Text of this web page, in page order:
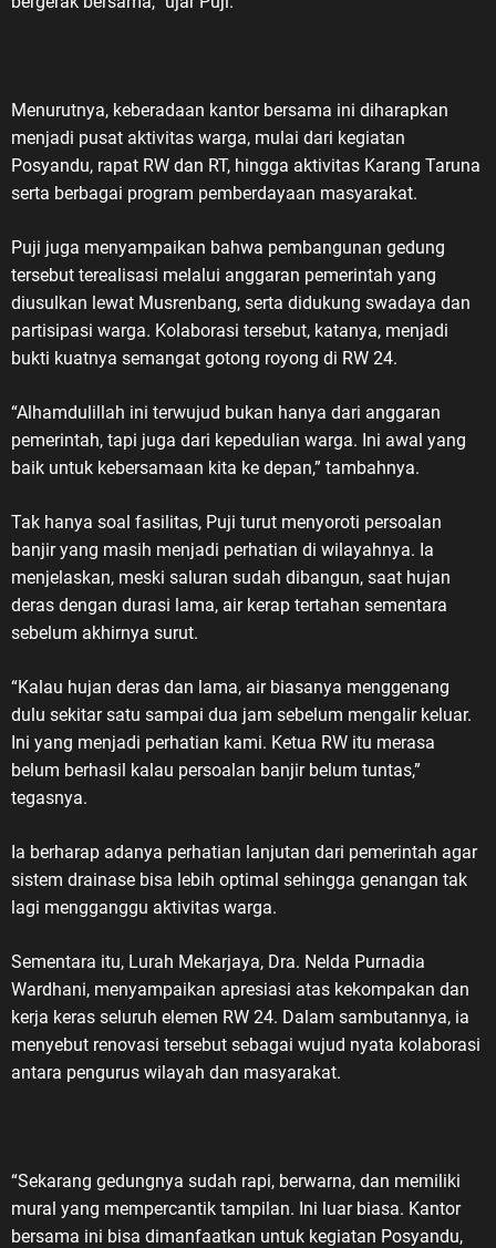
Menurutnya, keberadaan kantor bersama ini diharapkan
menjadi pusat aktivitas warga, mulai dari kegiatan
Posyandu, rapat RW dan RT, hingga aktivitas Karang Taruna
serta berbagai program pemberdayaan masyarakat.
Puji juga menyampaikan bahwa pembangunan gedung
tersebut terealisasi melalui anggaran pemerintah yang
diusulkan lewat Musrenbang, serta didukung swadaya dan
partisipasi warga. Kolaborasi tersebut, katanya, menjadi
bukti kuatnya semangat gotong royong di RW 24.
“Alhamdulillah ini terwujud bukan hanya dari anggaran
pemerintah, tapi juga dari kepedulian warga. Ini awal yang
baik untuk kebersamaan kita ke depan,” tambahnya.
Tak hanya soal fasilitas, Puji turut menyoroti persoalan
banjir yang masih menjadi perhatian di wilayahnya. Ia
menjelaskan, meski saluran sudah dibangun, saat hujan
deras dengan durasi lama, air kerap tertahan sementara
sebelum akhirnya surut.
“Kalau hujan deras dan lama, air biasanya menggenang
dulu sekitar satu sampai dua jam sebelum mengalir keluar.
Ini yang menjadi perhatian kami. Ketua RW itu merasa
belum berhasil kalau persoalan banjir belum tuntas,”
tegasnya.
Ia berharap adanya perhatian lanjutan dari pemerintah agar
sistem drainase bisa lebih optimal sehingga genangan tak
lagi mengganggu aktivitas warga.
Sementara itu, Lurah Mekarjaya, Dra. Nelda Purnadia
Wardhani, menyampaikan apresiasi atas kekompakan dan
kerja keras seluruh elemen RW 24. Dalam sambutannya, ia
menyebut renovasi tersebut sebagai wujud nyata kolaborasi
antara pengurus wilayah dan masyarakat.
“Sekarang gedungnya sudah rapi, berwarna, dan memiliki
mural yang mempercantik tampilan. Ini luar biasa. Kantor
bersama ini bisa dimanfaatkan untuk kegiatan Posyandu,